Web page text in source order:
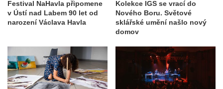
Festival NaHavla připomene
v Ústí nad Labem 90 let od
narození Václava Havla
Kolekce IGS se vrací do
Nového Boru. Světové
sklářské umění našlo nový
domov